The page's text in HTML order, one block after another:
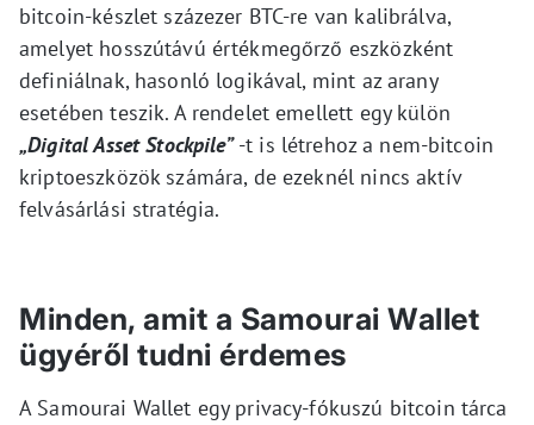
bitcoin-készlet százezer BTC-re van kalibrálva,
amelyet hosszútávú értékmegőrző eszközként
definiálnak, hasonló logikával, mint az arany
esetében teszik. A rendelet emellett egy külön
„Digital Asset Stockpile”-t is létrehoz a nem-bitcoin
kriptoeszközök számára, de ezeknél nincs aktív
felvásárlási stratégia.
Minden, amit a Samourai Wallet
ügyéről tudni érdemes
A Samourai Wallet egy privacy-fókuszú bitcoin tárca